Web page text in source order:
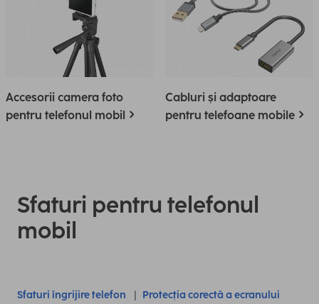
Accesorii camera foto
pentru telefonul mobil
Cabluri și adaptoare
pentru telefoane mobile
Sfaturi pentru telefonul
mobil
Sfaturi îngrijire telefon Protecția corectă a ecranului